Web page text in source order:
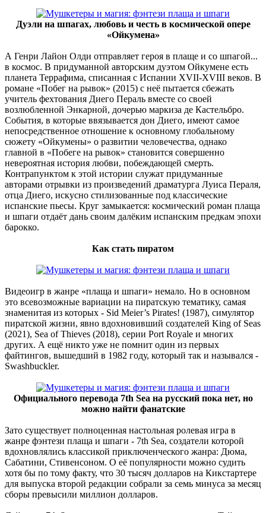
Дуэли на шпагах, любовь и честь в космической опере
«Ойкумена»
А Генри Лайон Олди отправляет героя в плаще и со шпагой...
в космос. В придуманной авторским дуэтом Ойкумене есть
планета Террафима, списанная с Испании XVII-XVIII веков. В
романе «Побег на рывок» (2015) с неё пытается сбежать
учитель фехтования Диего Пераль вместе со своей
возлюбленной Энкарной, дочерью маркиза де Кастельбро.
События, в которые ввязывается дон Диего, имеют самое
непосредственное отношение к основному глобальному
сюжету «Ойкумены» о развитии человечества, однако
главной в «Побеге на рывок» становится совершенно
невероятная история любви, побеждающей смерть.
Контрапунктом к этой истории служат придуманные
авторами отрывки из произведений драматурга Луиса Пераля,
отца Диего, искусно стилизованные под классические
испанские пьесы. Круг замыкается: космический роман плаща
и шпаги отдаёт дань своим далёким испанским предкам эпохи
барокко.
Как стать пиратом
Видеоигр в жанре «плаща и шпаги» немало. Но в основном
это всевозможные вариации на пиратскую тематику, самая
знаменитая из которых - Sid Meier’s Pirates! (1987), симулятор
пиратской жизни, явно вдохновивший создателей King of Seas
(2021), Sea of Thieves (2018), серии Port Royale и многих
других. А ещё никто уже не помнит один из первых
файтингов, вышедший в 1982 году, который так и назывался -
Swashbuckler.
Официального перевода 7th Sea на русский пока нет, но
можно найти фанатские
Зато существует полноценная настольная ролевая игра в
жанре фэнтези плаща и шпаги - 7th Sea, создатели которой
вдохновлялись классикой приключенческого жанра: Дюма,
Сабатини, Стивенсоном. О её популярности можно судить
хотя бы по тому факту, что 30 тысяч долларов на Кикстартере
для выпуска второй редакции собрали за семь минуса за месяц
сборы превысили миллион долларов.